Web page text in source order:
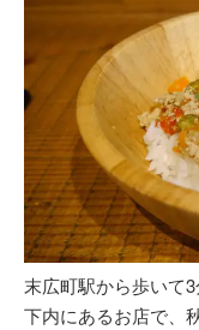
末広町駅から歩いて
下内にあるお店で、